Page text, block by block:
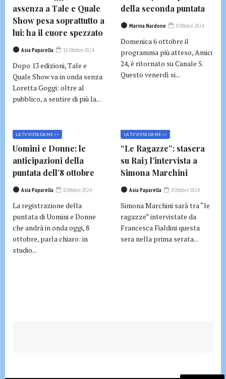
assenza a Tale e Quale
Show pesa soprattutto a
lui: ha il cuore spezzato
Asia Paparella 10 Ottobre 2024
Dopo 13 edizioni, Tale e
Quale Show va in onda senza
Loretta Goggi: oltre al
pubblico, a sentire di più la...
della seconda puntata
Marina Nardone 8 Ottobre 2024
Domenica 6 ottobre il
programma più atteso, Amici
24, è ritornato su Canale 5.
Questo venerdì si...
LA TV VISTA DA ME >>
Uomini e Donne: le
anticipazioni della
puntata dell’8 ottobre
Asia Paparella 8 Ottobre 2024
La registrazione della
puntata di Uomini e Donne
che andrà in onda oggi, 8
ottobre, parla chiaro: in
studio...
LA TV VISTA DA ME >>
“Le Ragazze”: stasera
su Rai3 l’intervista a
Simona Marchini
Asia Paparella 8 Ottobre 2024
Simona Marchini sarà tra “le
ragazze” intervistate da
Francesca Fialdini questa
sera nella prima serata...